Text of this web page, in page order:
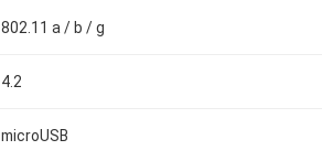
802.11 a / b / g
4.2
microUSB